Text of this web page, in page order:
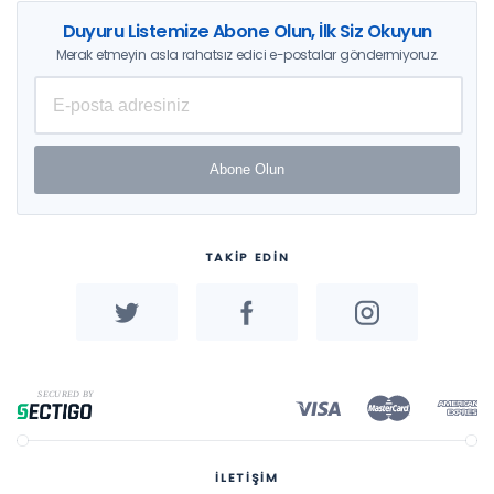
Duyuru Listemize Abone Olun, İlk Siz Okuyun
Merak etmeyin asla rahatsız edici e-postalar göndermiyoruz.
Abone Olun
TAKİP EDİN
İLETİŞİM